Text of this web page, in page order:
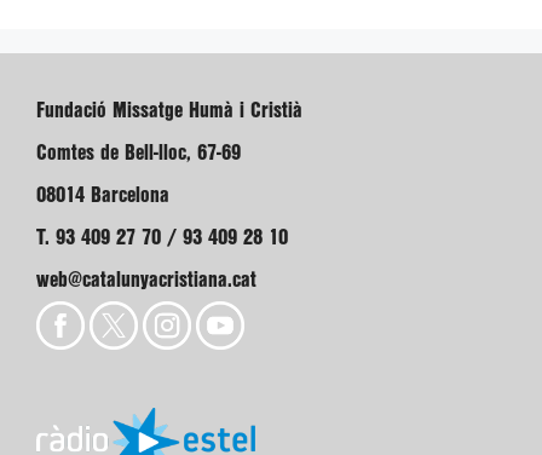
Fundació Missatge Humà i Cristià
Comtes de Bell-lloc, 67-69
08014 Barcelona
T. 93 409 27 70 / 93 409 28 10
web@catalunyacristiana.cat